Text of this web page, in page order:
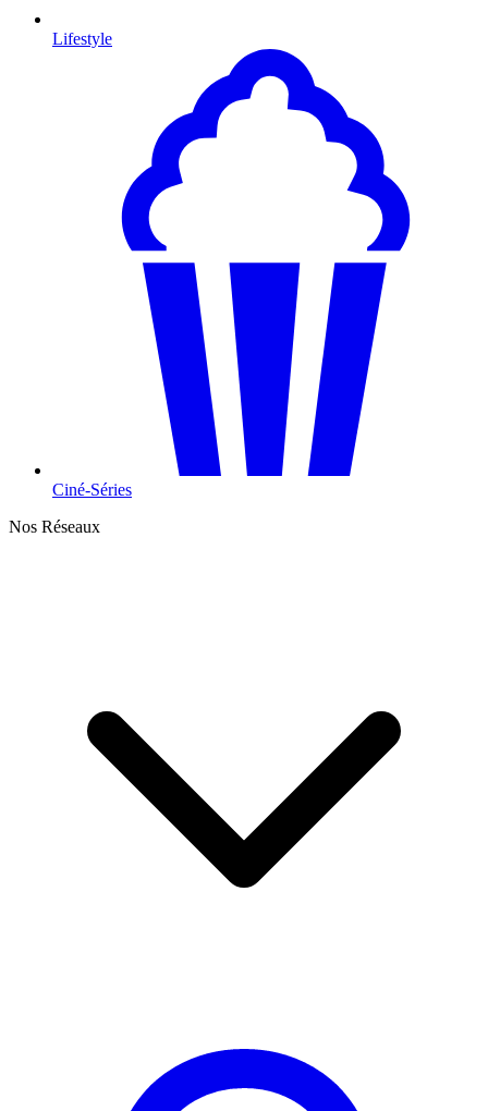
Lifestyle
Ciné-Séries
Nos Réseaux